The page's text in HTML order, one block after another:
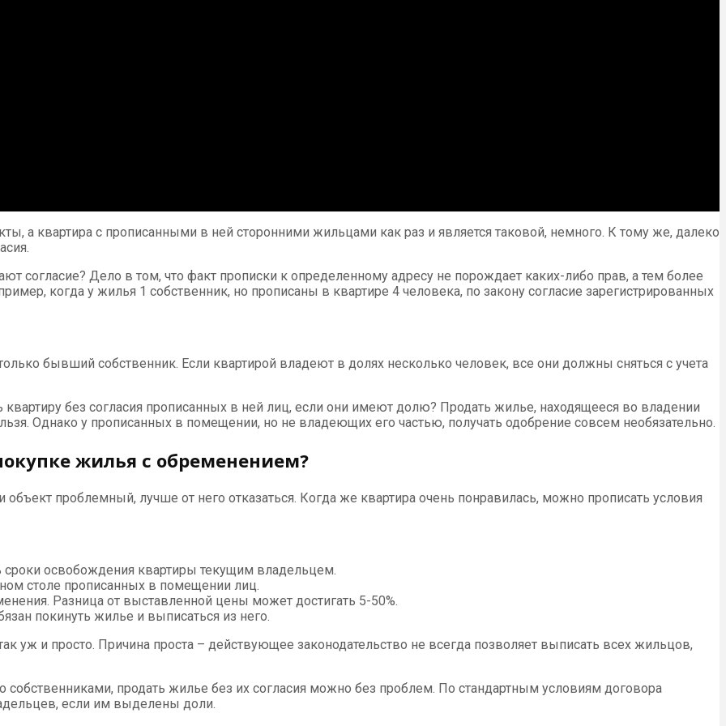
а квартира с прописанными в ней сторонними жильцами как раз и является таковой, немного. К тому же, далеко
согласие? Дело в том, что факт прописки к определенному адресу не порождает каких-либо прав, а тем более
когда у жилья 1 собственник, но прописаны в квартире 4 человека, по закону согласие зарегистрированных
бывший собственник. Если квартирой владеют в долях несколько человек, все они должны сняться с учета
без согласия прописанных в ней лиц, если они имеют долю? Продать жилье, находящееся во владении
Однако у прописанных в помещении, но не владеющих его частью, получать одобрение совсем необязательно.
жилья с обременением?
проблемный, лучше от него отказаться. Когда же квартира очень понравилась, можно прописать условия
сроки освобождения квартиры текущим владельцем.
столе прописанных в помещении лиц.
Разница от выставленной цены может достигать 5-50%.
покинуть жилье и выписаться из него.
уж и просто. Причина проста – действующее законодательство не всегда позволяет выписать всех жильцов,
продать жилье без их согласия можно без проблем. По стандартным условиям договора
если им выделены доли.